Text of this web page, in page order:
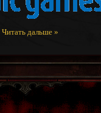
Читать дальше »